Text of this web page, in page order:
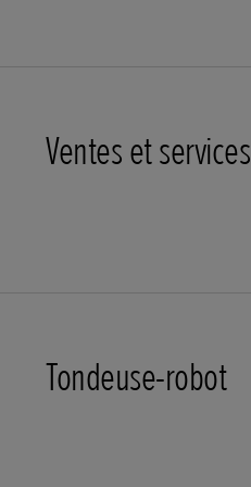
Ventes et services
Tondeuse-robot